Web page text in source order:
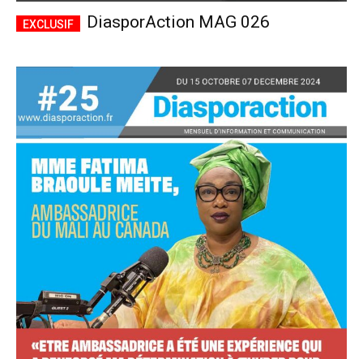
Accès complet
$22 / anplaceholder text
Tous les articles
Annonces
ANNUEL MENSUEL
DiasporAction MAG 026